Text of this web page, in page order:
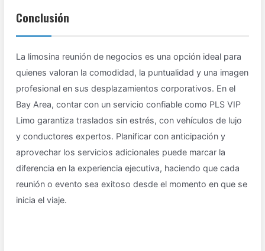
Conclusión
La limosina reunión de negocios es una opción ideal para
quienes valoran la comodidad, la puntualidad y una imagen
profesional en sus desplazamientos corporativos. En el
Bay Area, contar con un servicio confiable como PLS VIP
Limo garantiza traslados sin estrés, con vehículos de lujo
y conductores expertos. Planificar con anticipación y
aprovechar los servicios adicionales puede marcar la
diferencia en la experiencia ejecutiva, haciendo que cada
reunión o evento sea exitoso desde el momento en que se
inicia el viaje.